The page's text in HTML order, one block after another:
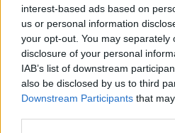
interest-based ads based on
us or personal information
your opt-out. You may separately
disclosure of your personal
IAB’s list of downstream
also be disclosed by us to third
Downstream Participants that
JUDU informuoja apie
kelio ruožą: formuojasi